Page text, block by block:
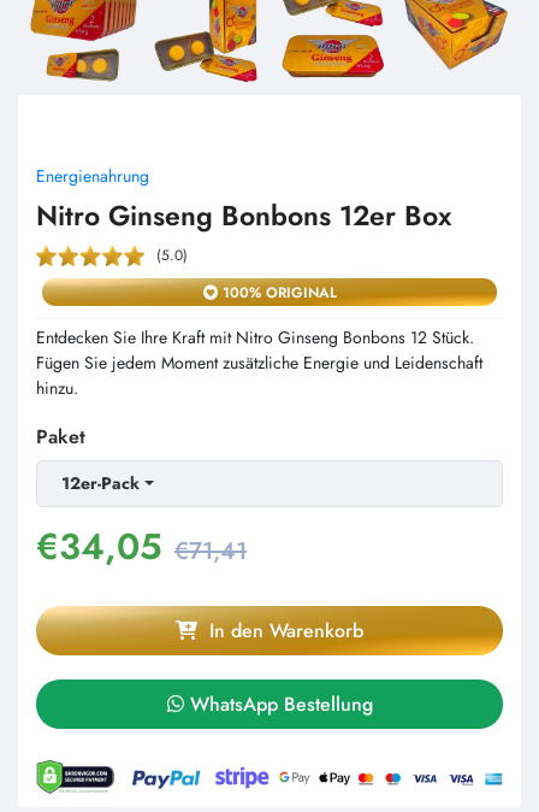
Energienahrung
Nitro Ginseng Bonbons 12er Box
(5.0)
100% ORIGINAL
Entdecken Sie Ihre Kraft mit Nitro Ginseng Bonbons 12 Stück.
Fügen Sie jedem Moment zusätzliche Energie und Leidenschaft
hinzu.
Paket
12er-Pack
€34,05 €71,41
In den Warenkorb
WhatsApp Bestellung